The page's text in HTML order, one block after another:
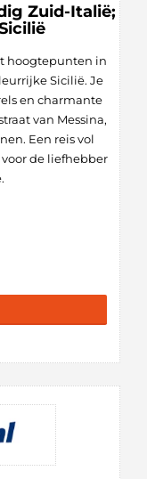
Zuid-Italië;
hoogtepunten in
Sicilië. Je
en charmante
van Messina,
Een reis vol
de liefhebber